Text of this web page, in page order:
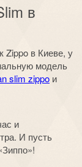
в
Zippo в Киеве, у
модель
slim zippo и
и
И пусть